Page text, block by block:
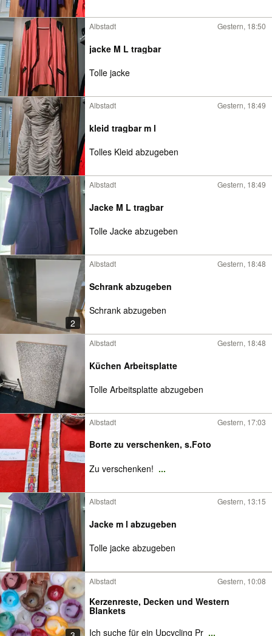
Albstadt Gestern, 18:50
jacke M L tragbar
Tolle jacke
Albstadt Gestern, 18:49
kleid tragbar m l
Tolles Kleid abzugeben
Albstadt Gestern, 18:49
Jacke M L tragbar
Tolle Jacke abzugeben
2
Albstadt Gestern, 18:48
Schrank abzugeben
Schrank abzugeben
Albstadt Gestern, 18:48
Küchen Arbeitsplatte
Tolle Arbeitsplatte abzugeben
Albstadt Gestern, 17:03
Borte zu verschenken, s.Foto
Zu verschenken! ...
Albstadt Gestern, 13:15
Jacke m l abzugeben
Tolle jacke abzugeben
Albstadt Gestern, 10:08
Kerzenreste, Decken und Western
Blankets
Ich suche für ein Upcycling Pr ...